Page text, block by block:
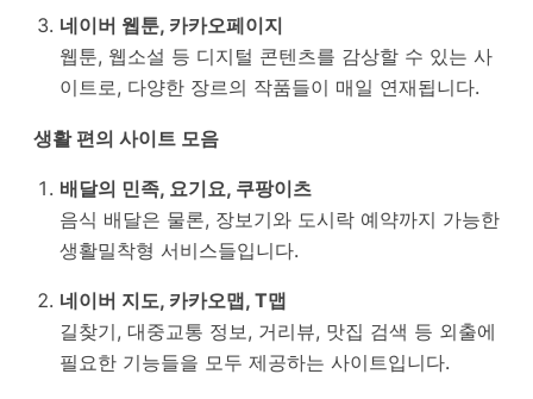
네이버 웹툰, 카카오페이지
웹툰, 웹소설 등 디지털 콘텐츠를 감상할 수 있는 사
이트로, 다양한 장르의 작품들이 매일 연재됩니다.
생활 편의 사이트 모음
배달의 민족, 요기요, 쿠팡이츠
음식 배달은 물론, 장보기와 도시락 예약까지 가능한
생활밀착형 서비스들입니다.
네이버 지도, 카카오맵, T맵
길찾기, 대중교통 정보, 거리뷰, 맛집 검색 등 외출에
필요한 기능들을 모두 제공하는 사이트입니다.